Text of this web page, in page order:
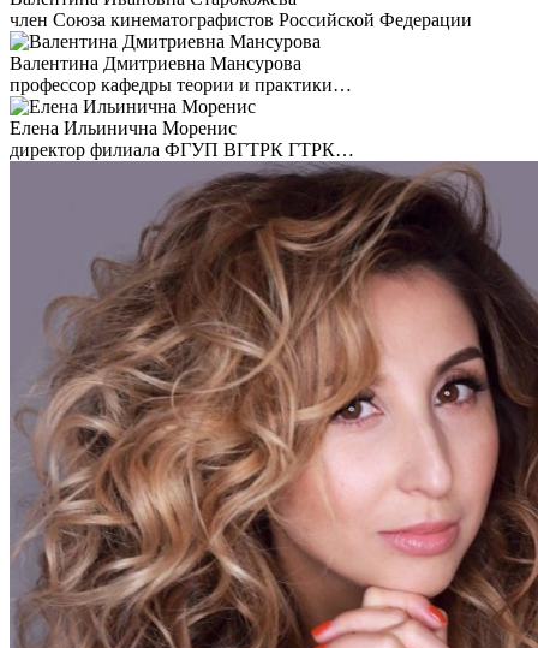
член Союза кинематографистов Российской Федерации
Валентина Дмитриевна Мансурова
профессор кафедры теории и практики…
Елена Ильинична Моренис
директор филиала ФГУП ВГТРК ГТРК…